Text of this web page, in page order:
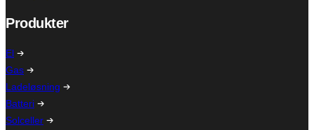
Produkter
El
Gas
Ladeløsning
Batteri
Solceller